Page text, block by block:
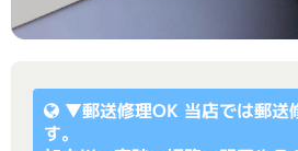
▼郵送修理OK 当店では郵送
す。